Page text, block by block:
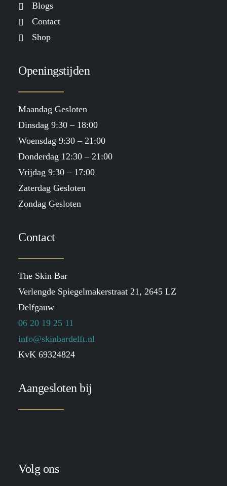
Blogs
Contact
Shop
Openingstijden
Maandag Gesloten
Dinsdag 9:30 – 18:00
Woensdag 9:30 – 21:00
Donderdag 12:30 – 21:00
Vrijdag 9:30 – 17:00
Zaterdag Gesloten
Zondag Gesloten
Contact
The Skin Bar
Verlengde Spiegelmakerstraat 21, 2645 LZ
Delfgauw
06 20 19 25 11
info@skinbardelft.nl
KvK 69324824
Aangesloten bij
Volg ons